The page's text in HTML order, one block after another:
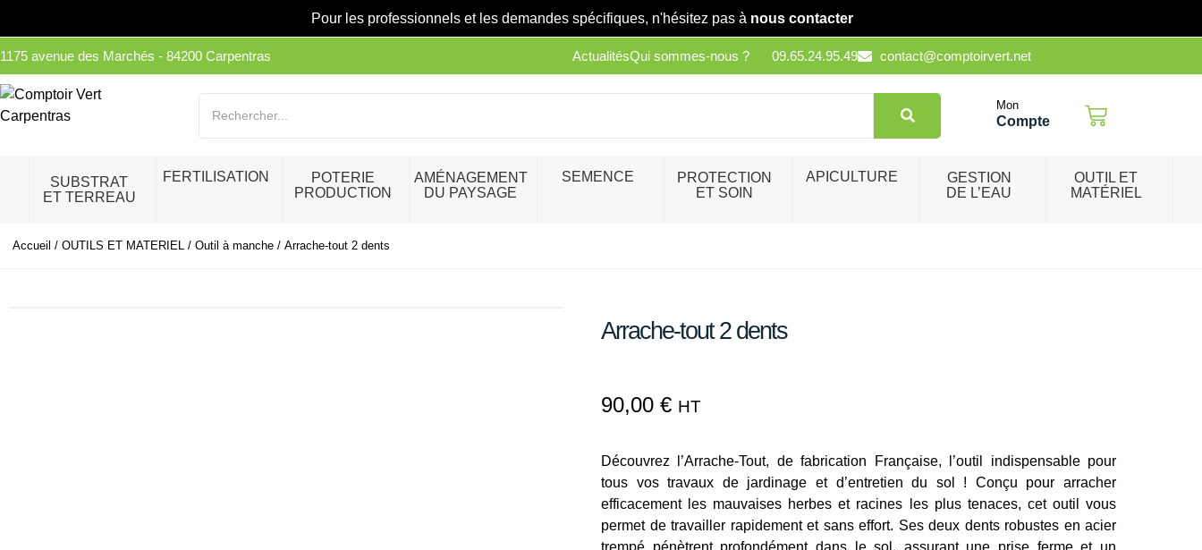
Pour les professionnels et les demandes spécifiques, n'hésitez pas à nous contacter
1175 avenue des Marchés - 84200 Carpentras ActualitésQui sommes-nous ? 09.65.24.95.49 contact@comptoirvert.net
Mon
Compte
SUBSTRAT
ET TERREAU
FERTILISATION
POTERIE
PRODUCTION
AMÉNAGEMENT
DU PAYSAGE
SEMENCE
PROTECTION
ET SOIN
APICULTURE
GESTION
DE L’EAU
OUTIL ET
MATÉRIEL
Accueil / OUTILS ET MATERIEL / Outil à manche / Arrache-tout 2 dents
Arrache-tout 2 dents
90,00 € HT
Découvrez l’Arrache-Tout, de fabrication Française, l’outil indispensable pour
tous vos travaux de jardinage et d’entretien du sol ! Conçu pour arracher
efficacement les mauvaises herbes et racines les plus tenaces, cet outil vous
permet de travailler rapidement et sans effort. Ses deux dents robustes en acier